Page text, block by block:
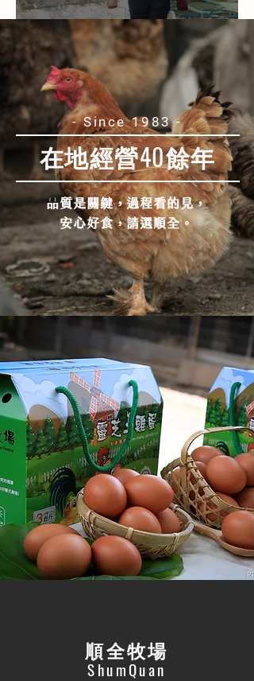
姐雙手裡扛的~是健康、是安心，
更是一份責任。
- Since 1983 -
在地經營40餘年
品質是關鍵，過程看的見，
安心好食，請選順全。
順全牧場
ShumQuan